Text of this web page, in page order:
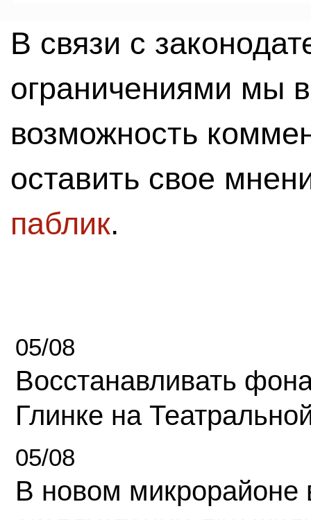
В связи с
ограничениями мы
возможность
оставить свое
паблик.
05/08
Восстанавливать
Глинке на
05/08
В новом микрорайоне